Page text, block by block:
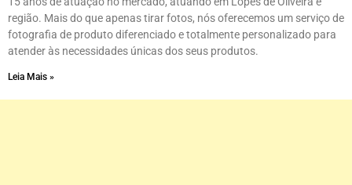
região. Mais do que apenas tirar fotos, nós oferecemos um serviço de
fotografia de produto diferenciado e totalmente personalizado para
atender às necessidades únicas dos seus produtos.
Leia Mais »